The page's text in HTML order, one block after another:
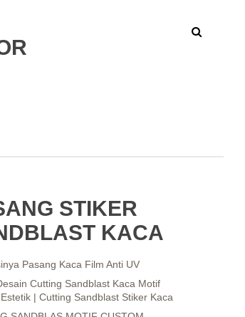
STIKER
KACA
Pasang Kaca Film Anti UV
Cutting Sandblast Kaca Motif
| Cutting Sandblast Stiker Kaca